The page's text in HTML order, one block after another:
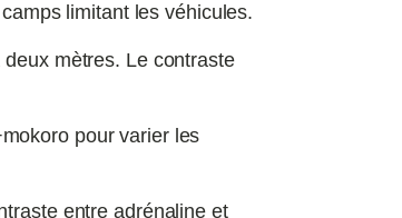
limitant les véhicules.
mètres. Le contraste
pour varier les
entre adrénaline et